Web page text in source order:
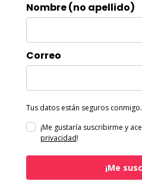
Nombre (no apellido)
Correo
Tus datos están seguros
¡Me gustaría suscribirme y
privacidad!
¡Me